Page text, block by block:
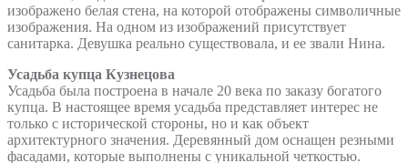
изображено белая стена, на которой отображены символичные
изображения. На одном из изображений присутствует
санитарка. Девушка реально существовала, и ее звали Нина.
Усадьба купца Кузнецова
Усадьба была построена в начале 20 века по заказу богатого
купца. В настоящее время усадьба представляет интерес не
только с исторической стороны, но и как объект
архитектурного значения. Деревянный дом оснащен резными
фасадами, которые выполнены с уникальной четкостью.